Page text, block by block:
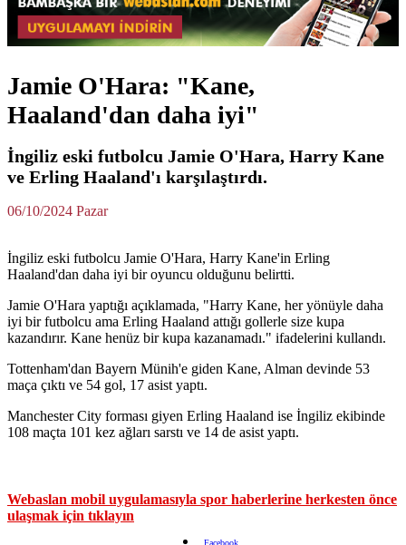
Jamie O'Hara: "Kane,
Haaland'dan daha iyi"
İngiliz eski futbolcu Jamie O'Hara, Harry Kane
ve Erling Haaland'ı karşılaştırdı.
06/10/2024 Pazar
İngiliz eski futbolcu Jamie O'Hara, Harry Kane'in Erling
Haaland'dan daha iyi bir oyuncu olduğunu belirtti.
Jamie O'Hara yaptığı açıklamada, "Harry Kane, her yönüyle daha
iyi bir futbolcu ama Erling Haaland attığı gollerle size kupa
kazandırır. Kane henüz bir kupa kazanamadı." ifadelerini kullandı.
Tottenham'dan Bayern Münih'e giden Kane, Alman devinde 53
maça çıktı ve 54 gol, 17 asist yaptı.
Manchester City forması giyen Erling Haaland ise İngiliz ekibinde
108 maçta 101 kez ağları sarstı ve 14 de asist yaptı.
Webaslan mobil uygulamasıyla spor haberlerine herkesten önce
ulaşmak için tıklayın
Facebook